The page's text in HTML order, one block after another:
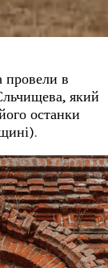
провели в
який
останки